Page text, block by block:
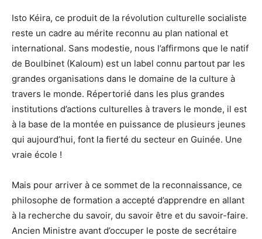
Isto Kéira, ce produit de la révolution culturelle socialiste
reste un cadre au mérite reconnu au plan national et
international. Sans modestie, nous l’affirmons que le natif
de Boulbinet (Kaloum) est un label connu partout par les
grandes organisations dans le domaine de la culture à
travers le monde. Répertorié dans les plus grandes
institutions d’actions culturelles à travers le monde, il est
à la base de la montée en puissance de plusieurs jeunes
qui aujourd’hui, font la fierté du secteur en Guinée. Une
vraie école !
Mais pour arriver à ce sommet de la reconnaissance, ce
philosophe de formation a accepté d’apprendre en allant
à la recherche du savoir, du savoir être et du savoir-faire.
Ancien Ministre avant d’occuper le poste de secrétaire